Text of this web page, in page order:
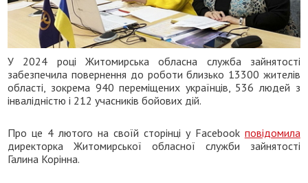
У 2024 році Житомирська обласна служба зайнятості
забезпечила повернення до роботи близько 13300 жителів
області, зокрема 940 переміщених українців, 536 людей з
інвалідністю і 212 учасників бойових дій.
Про це 4 лютого на своїй сторінці у Facebook повідомила
директорка Житомирської обласної служби зайнятості
Галина Корінна.